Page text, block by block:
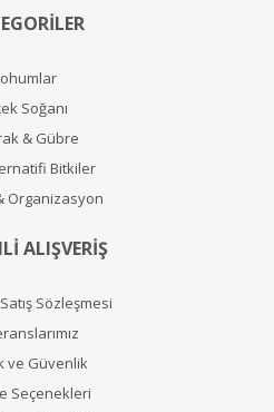
Soğanı
& Gübre
Bitkiler
Organizasyon
ALIŞVERİŞ
Sözleşmesi
ve Güvenlik
Seçenekleri